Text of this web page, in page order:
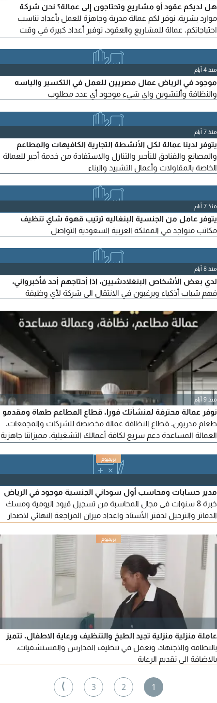
هل لديكم عقود أو مشاريع وتحتاجون إلى عمالة؟ نحن شركة
موارد بشرية، نوفر لكم عمالة مدربة وجاهزة للعمل بأعداد تناسب
احتياجاتكم. عمالة للمشاريع والعقود، توفير أعداد كبيرة في وقت
قياسي، مختلف التخصصات والمهن، التزام وجودة في اختيار الكوادر. إذا
لديكم عقد جديد أو تحتاجون إلى دعم بالعمالة، تواصلوا معنا وسنوفر
لكم الحل المناسب بأسرع وقت. نوفر العمالة للشركات والمؤسسات
والمقاولين.
منذ 4 أيام
موجود في الرياض عمال مصريين للعمل في التكسير والياسه
والنظافة وألتشوين واي شيء موجود أي عدد مطلوب
منذ 7 أيام
يتوفر لدينا عمالة لكل الأنشطة التجارية الكافيهات والمطاعم
والمصانع والفنادق للتأجير والتنازل والاستفادة من خدمة أجير للعمالة
الخاصة بالمقاولات وأعمال التشييد والبناء
منذ 7 أيام
يتوفر عامل من الجنسية البنغاليه ترتيب قهوة شاي تنظيف
مكاتب متواجد في المملكة العربية السعودية التواصل
منذ 8 أيام
لدي بعض الأشخاص البنغلادشيين، اذا أحتاجهم أحد فأخبرواني،
فهم شباب أذكياء ويرغبون في الانتقال الى شركة لأي وظيفة
منذ 9 أيام
نوفر عمالة محترفة لمنشأتك فورا. قطاع المطاعم طهاة ومقدمو
طعام مدربون. قطاع النظافة عمالة مخصصة للشركات والمجمعات.
العمالة المساعدة دعم سريع لكافة أعمالك التشغيلية. مميزاتنا جاهزية
مدير حسابات ومحاسب أول سوداني الجنسية موجود في الرياض
خبرة 8 سنوات في مجال المحاسبة من تسجيل قيود اليومية ومسك
الدفاتر والترحيل لدفتر الأستاذ واعداد ميزان المراجعة النهائي لاصدار
القوائم المالية خبرة في اعداد ورفع الاقرارات الضريبية والمؤهل
للاسترداد واعداد القوائم المالية والتقارير المالية للملاك ومتابعة سير
العمل خبرة في مجال التطوير العقاري وبناء الوحدات السكنية
والمصانع وجرد ومطابقة المخزون
عاملة منزلية منزلية تجيد الطبخ والتنظيف ورعاية الاطفال. تتميز
بالنظافة والاجتهاد، وتعمل في تنظيف المدارس والمستشفيات،
بالاضافة الى تقديم الرعاية
1
2
3
⟩